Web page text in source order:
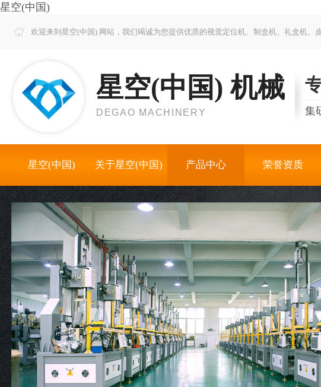
星空(中国)
欢迎来到星空(中国) 网站，我们竭诚为您提供优质的视觉定位机、制盒机、礼盒机、
星空(中国) 机械
DEGAO MACHINERY 集
星空(中国) 关于星空(中国) 产品中心 荣誉资质